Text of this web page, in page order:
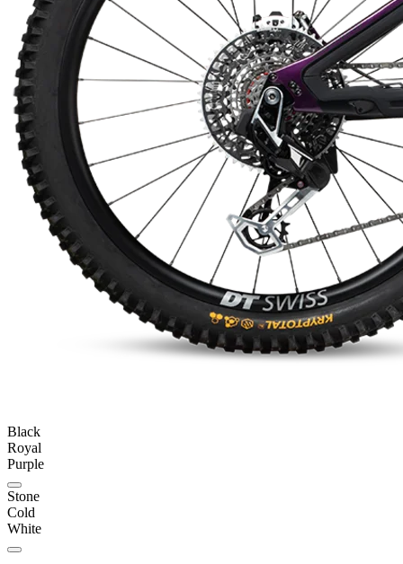
Black
Royal
Purple
Stone
Cold
White